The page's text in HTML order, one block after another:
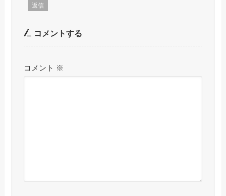
返信
コメントする
コメント ※